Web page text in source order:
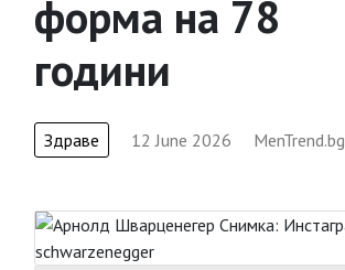
форма на 78
години
Здраве 12 June 2026 MenTrend.bg